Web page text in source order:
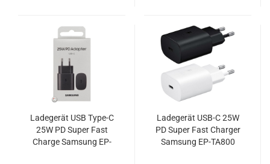
Ladegerät USB Type-C
25W PD Super Fast
Charge Samsung EP-
Ladegerät USB-C 25W
PD Super Fast Charger
Samsung EP-TA800